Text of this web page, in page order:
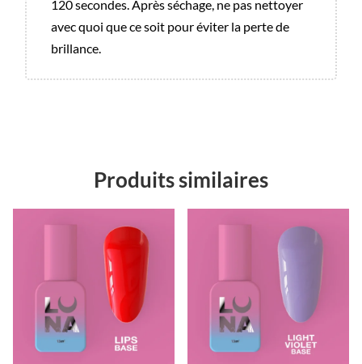
120 secondes. Après séchage, ne pas nettoyer
avec quoi que ce soit pour éviter la perte de
brillance.
Produits similaires